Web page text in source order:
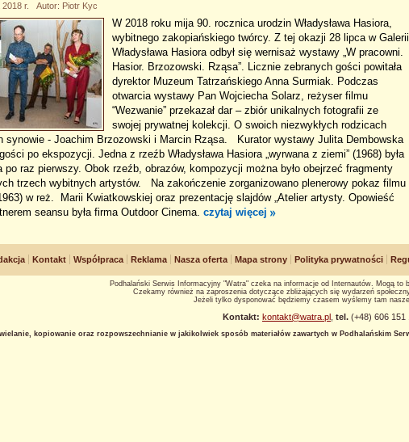
2018 r. Autor: Piotr Kyc
W 2018 roku mija 90. rocznica urodzin Władysława Hasiora,
wybitnego zakopiańskiego twórcy. Z tej okazji 28 lipca w Galerii
Władysława Hasiora odbył się wernisaż wystawy „W pracowni.
Hasior. Brzozowski. Rząsa”. Licznie zebranych gości powitała
dyrektor Muzeum Tatrzańskiego Anna Surmiak. Podczas
otwarcia wystawy Pan Wojciecha Solarz, reżyser filmu
“Wezwanie” przekazał dar – zbiór unikalnych fotografii ze
swojej prywatnej kolekcji. O swoich niezwykłych rodzicach
synowie - Joachim Brzozowski i Marcin Rząsa. Kurator wystawy Julita Dembowska
po ekspozycji. Jedna z rzeźb Władysława Hasiora „wyrwana z ziemi” (1968) była
po raz pierwszy. Obok rzeźb, obrazów, kompozycji można było obejrzeć fragmenty
trzech wybitnych artystów. Na zakończenie zorganizowano plenerowy pokaz filmu
w reż. Marii Kwiatkowskiej oraz prezentację slajdów „Atelier artysty. Opowieść
seansu była firma Outdoor Cinema. czytaj więcej
Kontakt Współpraca Reklama Nasza oferta Mapa strony Polityka prywatności
Podhalański Serwis Informacyjny "Watra" czeka na informacje od Internautów. Mogą to
Czekamy również na zaproszenia dotyczące zbliżających się wydarzeń
Jeżeli tylko dysponować będziemy czasem wyślemy tam
Kontakt: kontakt@watra.pl tel. (+48) 606 151
kopiowanie oraz rozpowszechnianie w jakikolwiek sposób materiałów zawartych w Podhalańskim